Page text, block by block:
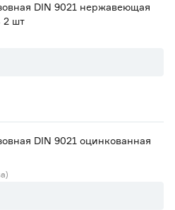
DIN 9021 нержавеющая
2 шт
DIN 9021 оцинкованная